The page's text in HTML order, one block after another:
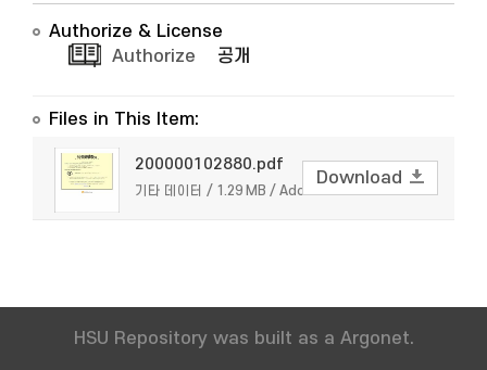
Authorize & License
Authorize
공개
Files in This Item:
200000102880.pdf
기타 데이터 / 1.29 MB / Adobe PDF
Download
HSU Repository was built as a Argonet.